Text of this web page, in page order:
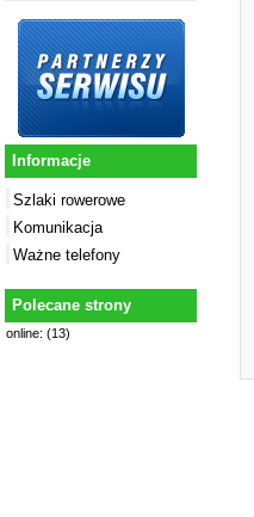
Informacje
Szlaki rowerowe
Komunikacja
Ważne telefony
Polecane strony
online: (13)